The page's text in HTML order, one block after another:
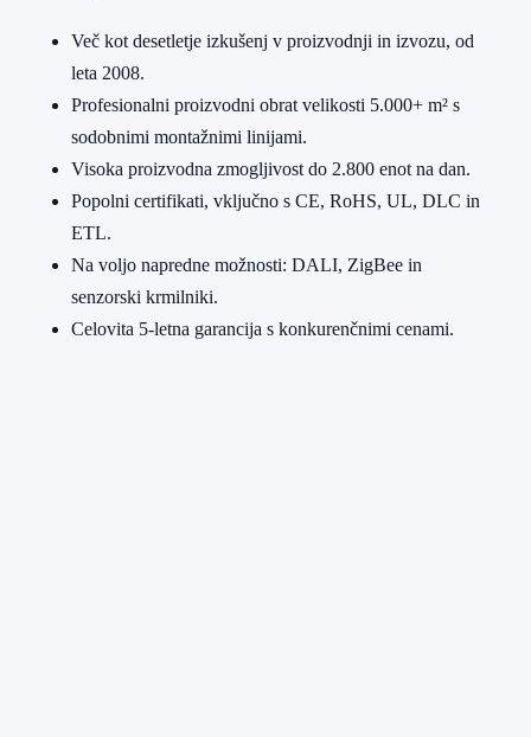
Več kot desetletje izkušenj v proizvodnji in izvozu, od
leta 2008.
Profesionalni proizvodni obrat velikosti 5.000+ m² s
sodobnimi montažnimi linijami.
Visoka proizvodna zmogljivost do 2.800 enot na dan.
Popolni certifikati, vključno s CE, RoHS, UL, DLC in
ETL.
Na voljo napredne možnosti: DALI, ZigBee in
senzorski krmilniki.
Celovita 5-letna garancija s konkurenčnimi cenami.